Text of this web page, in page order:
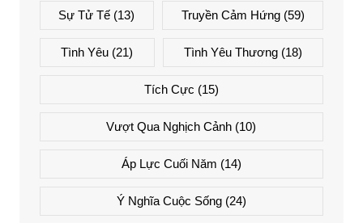
Sự Tử Tế (13) Truyền Cảm Hứng(59)
Tình Yêu (21) Tình Yêu Thương(18)
Tích Cực (15)
Vượt Qua Nghịch Cảnh (10)
Áp Lực Cuối Năm (14)
Ý Nghĩa Cuộc Sống(24)